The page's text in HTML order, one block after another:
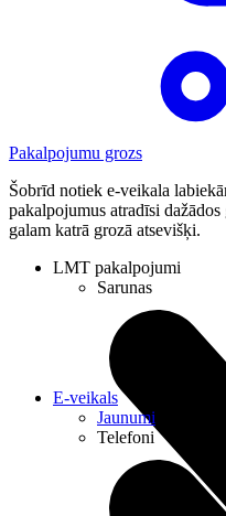
Pakalpojumu grozs
Šobrīd notiek e-veikala
pakalpojumus atradīsi
galam katrā grozā atsevišķi.
LMT pakalpojumi
Sarunas
E-veikals
Jaunumi
Telefoni